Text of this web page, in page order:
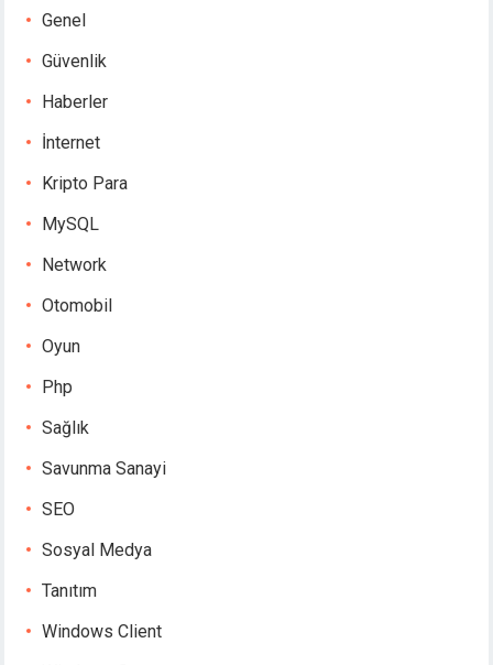
Genel
Güvenlik
Haberler
İnternet
Kripto Para
MySQL
Network
Otomobil
Oyun
Php
Sağlık
Savunma Sanayi
SEO
Sosyal Medya
Tanıtım
Windows Client